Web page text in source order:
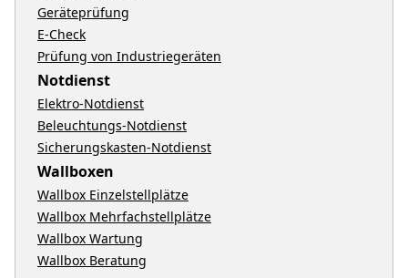
Geräteprüfung
E-Check
Prüfung von Industriegeräten
Notdienst
Elektro-Notdienst
Beleuchtungs-Notdienst
Sicherungskasten-Notdienst
Wallboxen
Wallbox Einzelstellplätze
Wallbox Mehrfachstellplätze
Wallbox Wartung
Wallbox Beratung